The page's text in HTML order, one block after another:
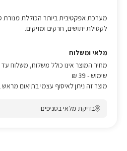
מערכת אפקטיבית ביותר הכוללת מנורת UV LED
לקטילת יתושים, חרקים ומזיקים.
מלאי ומשלוח
מחיר המוצר אינו כולל משלוח, משלוח
שימוש- 39 ₪
מוצר זה ניתן לאיסוף עצמי בתיאום מראש
בדיקת מלאי בסניפים